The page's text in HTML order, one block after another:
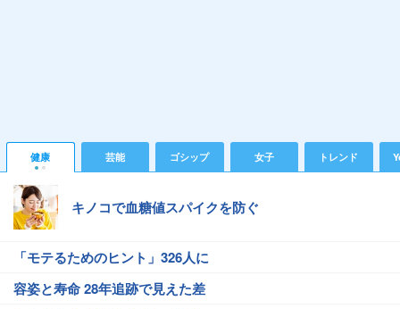
健康 芸能 ゴシップ 女子 トレンド
キノコで血糖値スパイクを防ぐ
「モテるためのヒント」326人に
容姿と寿命 28年追跡で見えた差